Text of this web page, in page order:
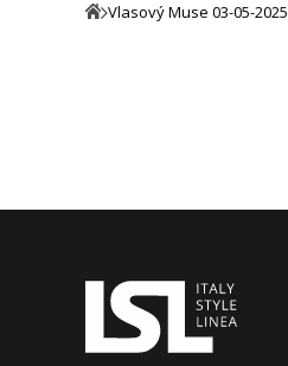
Vlasový Muse 03-05-2025